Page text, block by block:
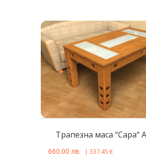
Tрапезна масa “Сара“
660.00 лв. | 337.45 €